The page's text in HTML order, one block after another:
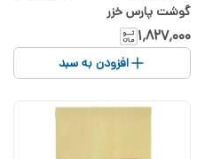
گوشت پارس خزر
۱٬۸۲۷٬۰۰۰
افزودن به سبد